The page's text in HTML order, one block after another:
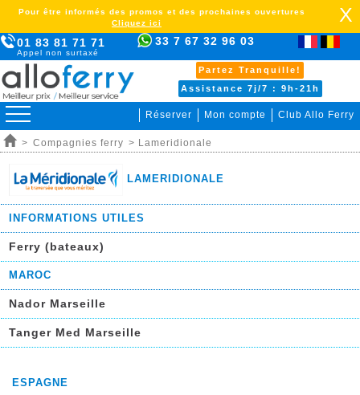
01 83 81 71 71
Appel non surtaxé
33 7 67 32 96 03
Partez Tranquille!
Assistance 7j/7 : 9h-21h
Réserver Mon compte Club Allo Ferry
Pour être informés des promos et des prochaines ouvertures
Cliquez ici
X
> Compagnies ferry > Lameridionale
LAMERIDIONALE
INFORMATIONS UTILES
Ferry (bateaux)
MAROC
Nador Marseille
Tanger Med Marseille
ESPAGNE